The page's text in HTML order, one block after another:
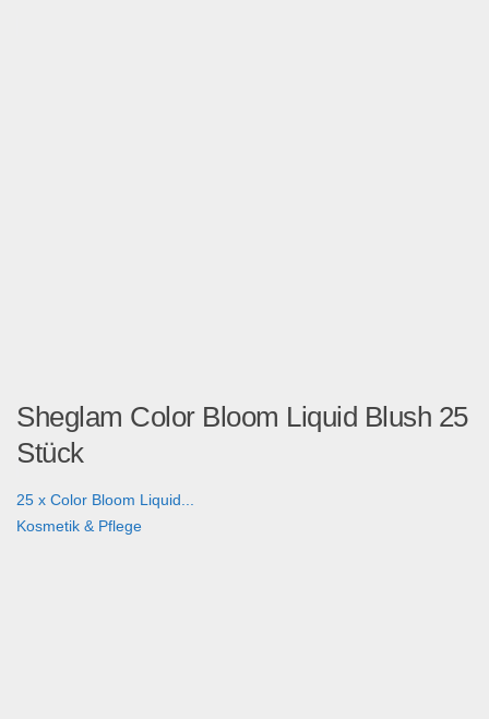
Sheglam Color Bloom Liquid Blush 25
Stück
25 x Color Bloom Liquid...
Kosmetik & Pflege